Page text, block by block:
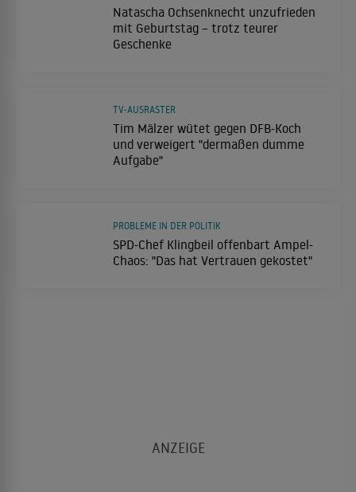
Natascha Ochsenknecht unzufrieden
mit Geburtstag – trotz teurer
Geschenke
Tim Mälzer wütet gegen DFB-Koch
und verweigert "dermaßen dumme
Aufgabe"
TV-AUSRASTER
SPD-Chef Klingbeil offenbart Ampel-
Chaos: "Das hat Vertrauen gekostet"
PROBLEME IN DER POLITIK